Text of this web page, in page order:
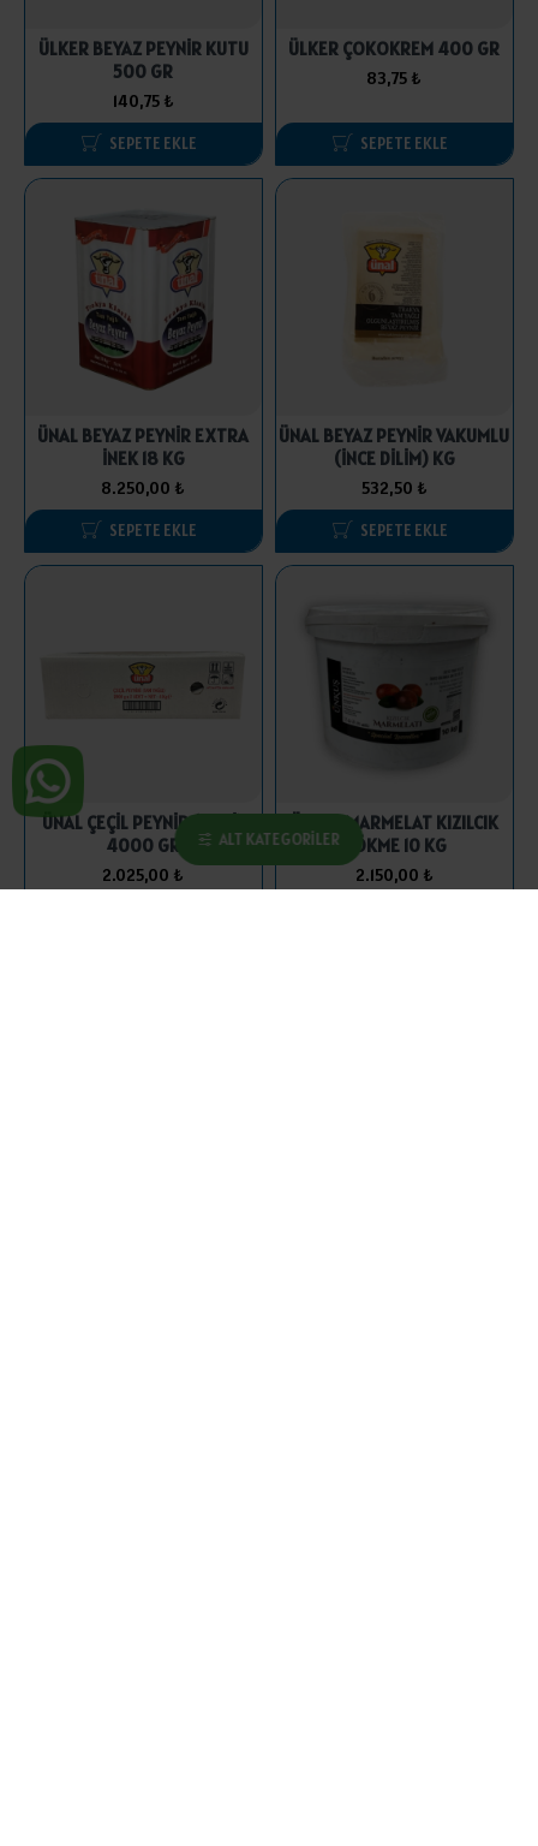
ÜLKER BEYAZ PEYNİR KUTU
500 GR
140,75 ₺
SEPETE EKLE
ÜLKER ÇOKOKREM 400 GR
83,75 ₺
SEPETE EKLE
ÜNAL BEYAZ PEYNİR EXTRA
İNEK 18 KG
8.250,00 ₺
SEPETE EKLE
ÜNAL BEYAZ PEYNİR VAKUMLU
(İNCE DİLİM) KG
532,50 ₺
SEPETE EKLE
ÜNAL ÇEÇİL PEYNİR (KOLİ)
4000 GR
2.025,00 ₺
ÜNKUŞ MARMELAT KIZILCIK
DÖKME 10 KG
2.150,00 ₺
ALT KATEGORILER